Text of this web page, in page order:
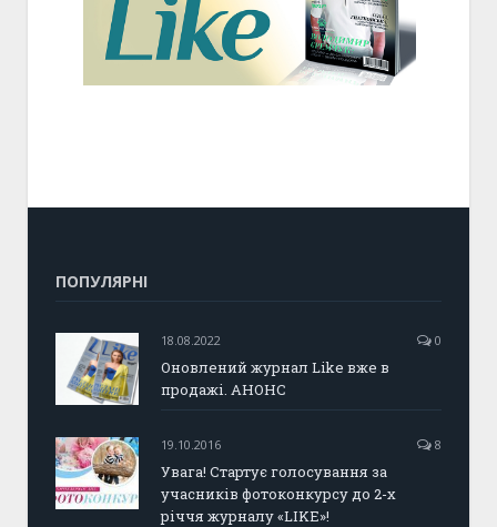
ПОПУЛЯРНІ
18.08.2022 0
Оновлений журнал Like вже в
продажі. АНОНС
19.10.2016 8
Увага! Стартує голосування за
учасників фотоконкурсу до 2-х
річчя журналу «LIKE»!